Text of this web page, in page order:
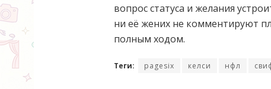
вопрос статуса и желания
ни её жених не комментируют
полным ходом.
Теги: pagesix келси нфл